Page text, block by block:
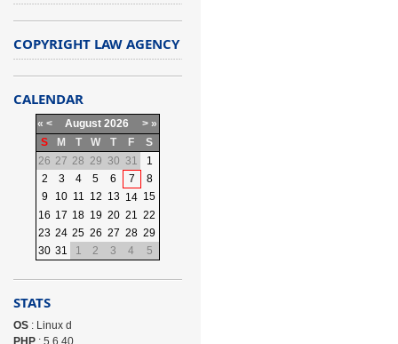
COPYRIGHT LAW AGENCY
CALENDAR
« < August 2026 > »
S
M T W T F
S
26 27 28 29 30 31
1
2
3 4 5 6 7
8
9
10 11 12 13 14 15
16 17 18 19 20 21 22
23 24 25 26 27 28 29
30 31 1 2 3 4 5
STATS
OS: Linux d
PHP: 5.6.40